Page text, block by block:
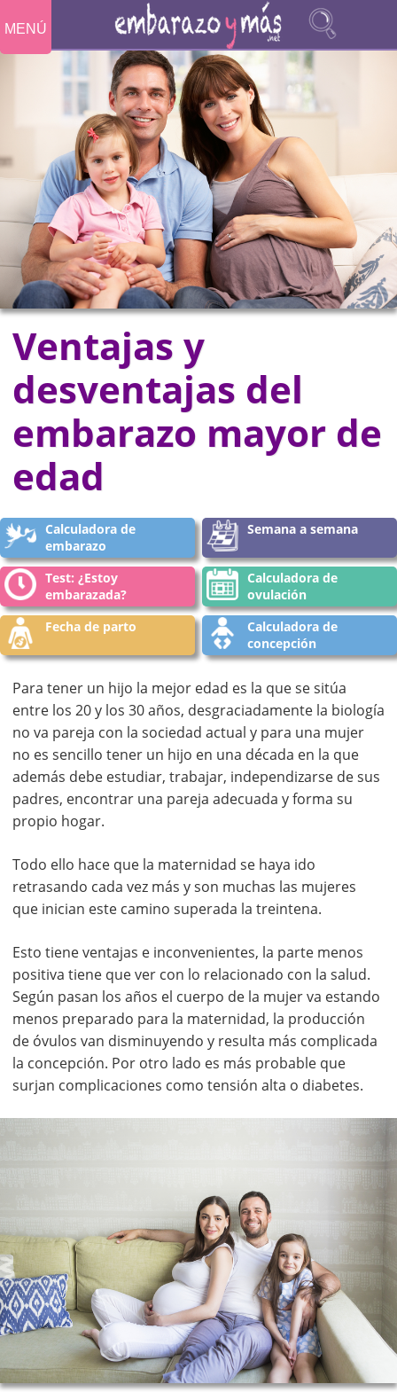
MENÚ
Ventajas y
desventajas del
embarazo mayor de
edad
Calculadora de
embarazo
Semana a semana
Test: ¿Estoy
embarazada?
Calculadora de
ovulación
Fecha de parto
Calculadora de
concepción
Para tener un hijo la mejor edad es la que se sitúa
entre los 20 y los 30 años, desgraciadamente la biología
no va pareja con la sociedad actual y para una mujer
no es sencillo tener un hijo en una década en la que
además debe estudiar, trabajar, independizarse de sus
padres, encontrar una pareja adecuada y forma su
propio hogar.
Todo ello hace que la maternidad se haya ido
retrasando cada vez más y son muchas las mujeres
que inician este camino superada la treintena.
Esto tiene ventajas e inconvenientes, la parte menos
positiva tiene que ver con lo relacionado con la salud.
Según pasan los años el cuerpo de la mujer va estando
menos preparado para la maternidad, la producción
de óvulos van disminuyendo y resulta más complicada
la concepción. Por otro lado es más probable que
surjan complicaciones como tensión alta o diabetes.